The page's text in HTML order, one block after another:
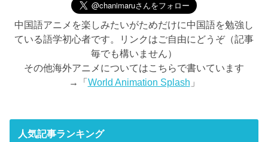
中国語アニメを楽しみたいがためだけに中国語を勉強し
ている語学初心者です。リンクはご自由にどうぞ（記事
毎でも構いません）
その他海外アニメについてはこちらで書いています
→「 World Animation Splash 」
人気記事ランキング